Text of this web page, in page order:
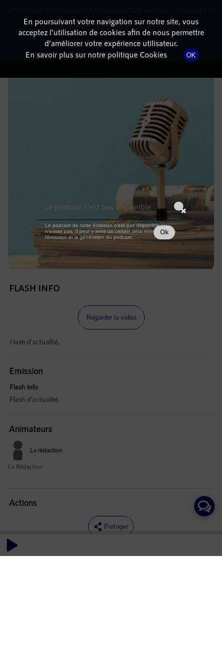
DÉTAILS DE L'ÉPISODE
31 août 2021 à 7h00, durée : Invalid date
FLASH INFO
Regarder la vidéo
Flash d'actualité.
Emission
Flash info
Flash d'actualité.
Animateurs
La rédaction
La Rédaction
Actions
Partager
Commentaires
En poursuivant votre navigation sur notre site, vous
acceptez l’utilisation de cookies afin de nous permettre
d’améliorer votre expérience utilisateur.
En savoir plus sur notre politique Cookies
OK
dessous pour l'installer.
Non merci Télécharger l'application
Le podcast n'est pas disponible
Le podcast de cette émission n'est pas disponible ou
n'existe pas. Il peut y avoir un certain délai entre la fin de
l'émission et la génération du podcast.
Ok